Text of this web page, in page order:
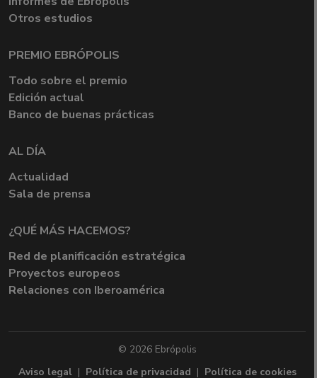
Otros estudios
PREMIO EBRÓPOLIS
Todo sobre el premio
Edición actual
Banco de buenas prácticas
AL DÍA
Actualidad
Sala de prensa
¿QUÉ MÁS HACEMOS?
Red de planificación estratégica
Proyectos europeos
Relaciones con Iberoamérica
© 2026 Ebrópolis
Aviso legal| Política de privacidad | Política de cookies